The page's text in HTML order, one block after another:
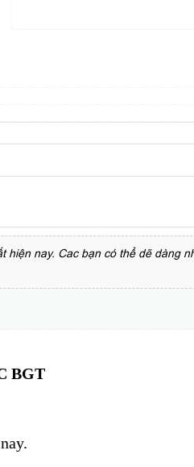
nay. Cac bạn có thể dẽ dàng
BGT